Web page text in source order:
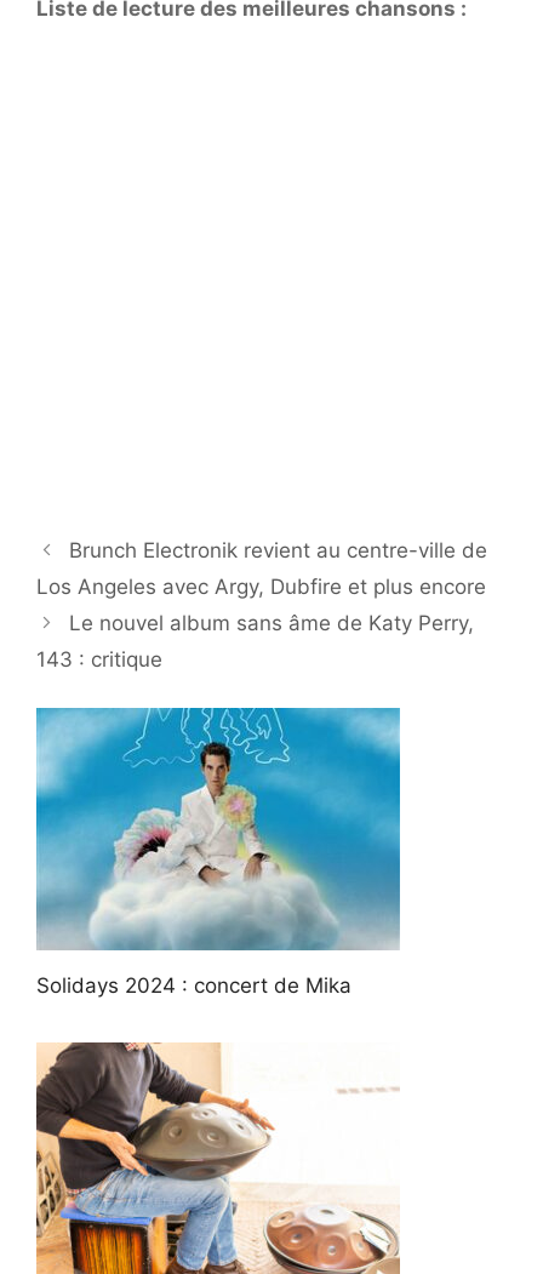
Liste de lecture des meilleures chansons :
Brunch Electronik revient au centre-ville de
Los Angeles avec Argy, Dubfire et plus encore
Le nouvel album sans âme de Katy Perry,
143 : critique
Solidays 2024 : concert de Mika